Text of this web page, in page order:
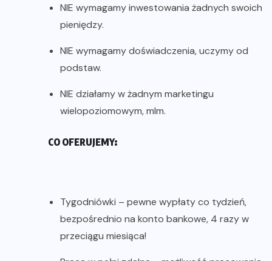
NIE wymagamy inwestowania żadnych swoich
pieniędzy.
NIE wymagamy doświadczenia, uczymy od
podstaw.
NIE działamy w żadnym marketingu
wielopoziomowym, mlm.
CO OFERUJEMY:
Tygodniówki – pewne wypłaty co tydzień,
bezpośrednio na konto bankowe, 4 razy w
przeciągu miesiąca!